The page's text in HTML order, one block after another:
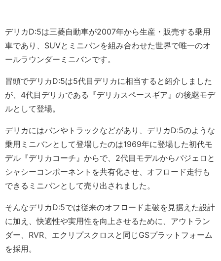
デリカD:5は三菱自動車が2007年から生産・販売する乗用
車であり、SUVとミニバンを組み合わせた世界で唯一のオ
ールラウンダーミニバンです。
冒頭でデリカD:5は5代目デリカに相当すると紹介しました
が、4代目デリカである『デリカスペースギア』の後継モデ
ルとして登場。
デリカにはバンやトラックなどがあり、デリカD:5のような
乗用ミニバンとして登場したのは1969年に登場した初代モ
デル『デリカコーチ』からで、2代目モデルからパジェロと
シャシーコンポーネントを共有化させ、オフロード走行も
できるミニバンとして売り出されました。
そんなデリカD:5では従来のオフロード走破を見据えた設計
に加え、快適性や実用性を向上させるために、アウトラン
ダー、RVR、エクリプスクロスと同じGSプラットフォーム
を採用。